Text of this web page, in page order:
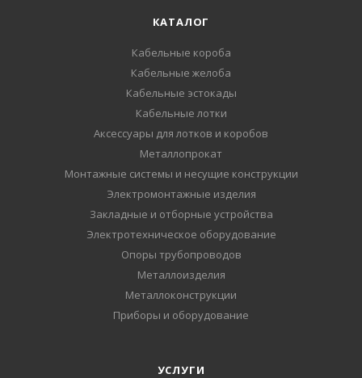
КАТАЛОГ
Кабельные короба
Кабельные желоба
Кабельные эстокады
Кабельные лотки
Аксессуары для лотков и коробов
Металлопрокат
Монтажные системы и несущие конструкции
Электромонтажные изделия
Закладные и отборные устройства
Электротехническое оборудование
Опоры трубопроводов
Металлоизделия
Металлоконструкции
Приборы и оборудование
УСЛУГИ